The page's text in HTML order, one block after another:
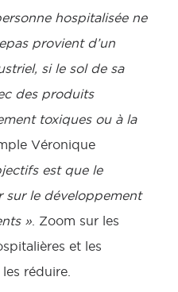
hospitalisée ne
provient d’un
si le sol de sa
des produits
toxiques ou à la
Véronique
est que le
sur le développement
» . Zoom sur les
et les
réduire.